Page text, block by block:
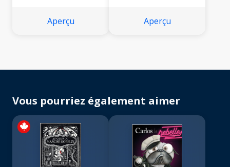
Aperçu Aperçu
Vous pourriez également aimer